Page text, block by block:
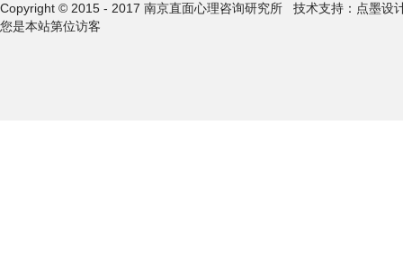
Copyright © 2015 - 2017 南京直面心理咨询研究所 技术支持：点墨设
您是本站第位访客